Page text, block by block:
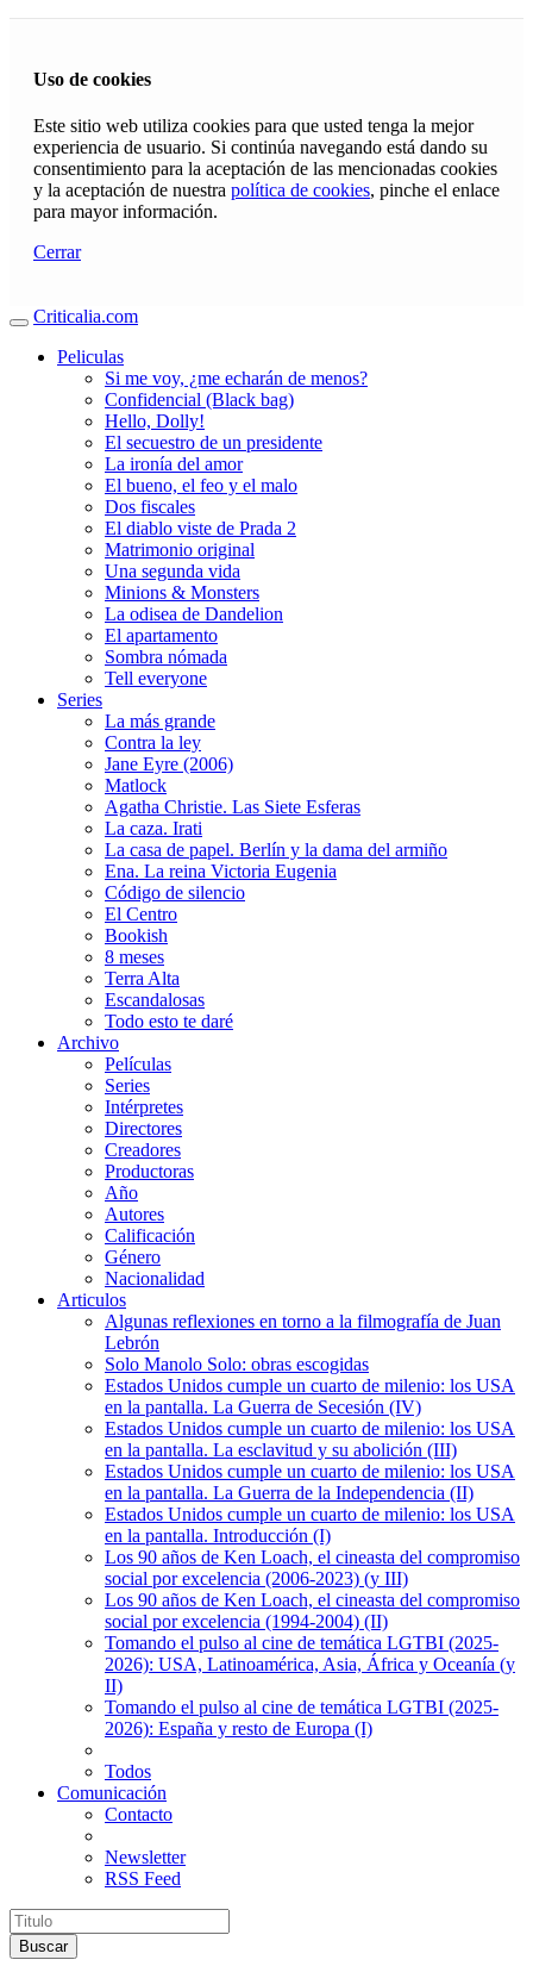
Uso de cookies
Este sitio web utiliza cookies para que usted tenga la mejor
experiencia de usuario. Si continúa navegando está dando su
consentimiento para la aceptación de las mencionadas cookies
y la aceptación de nuestra política de cookies, pinche el enlace
para mayor información.
Cerrar
Criticalia.com
Peliculas
Si me voy, ¿me echarán de menos?
Confidencial (Black bag)
Hello, Dolly!
El secuestro de un presidente
La ironía del amor
El bueno, el feo y el malo
Dos fiscales
El diablo viste de Prada 2
Matrimonio original
Una segunda vida
Minions & Monsters
La odisea de Dandelion
El apartamento
Sombra nómada
Tell everyone
Series
La más grande
Contra la ley
Jane Eyre (2006)
Matlock
Agatha Christie. Las Siete Esferas
La caza. Irati
La casa de papel. Berlín y la dama del armiño
Ena. La reina Victoria Eugenia
Código de silencio
El Centro
Bookish
8 meses
Terra Alta
Escandalosas
Todo esto te daré
Archivo
Películas
Series
Intérpretes
Directores
Creadores
Productoras
Año
Autores
Calificación
Género
Nacionalidad
Articulos
Algunas reflexiones en torno a la filmografía de Juan
Lebrón
Solo Manolo Solo: obras escogidas
Estados Unidos cumple un cuarto de milenio: los USA
en la pantalla. La Guerra de Secesión (IV)
Estados Unidos cumple un cuarto de milenio: los USA
en la pantalla. La esclavitud y su abolición (III)
Estados Unidos cumple un cuarto de milenio: los USA
en la pantalla. La Guerra de la Independencia (II)
Estados Unidos cumple un cuarto de milenio: los USA
en la pantalla. Introducción (I)
Los 90 años de Ken Loach, el cineasta del compromiso
social por excelencia (2006-2023) (y III)
Los 90 años de Ken Loach, el cineasta del compromiso
social por excelencia (1994-2004) (II)
Tomando el pulso al cine de temática LGTBI (2025-
2026): USA, Latinoamérica, Asia, África y Oceanía (y
II)
Tomando el pulso al cine de temática LGTBI (2025-
2026): España y resto de Europa (I)
Todos
Comunicación
Contacto
Newsletter
RSS Feed
Buscar